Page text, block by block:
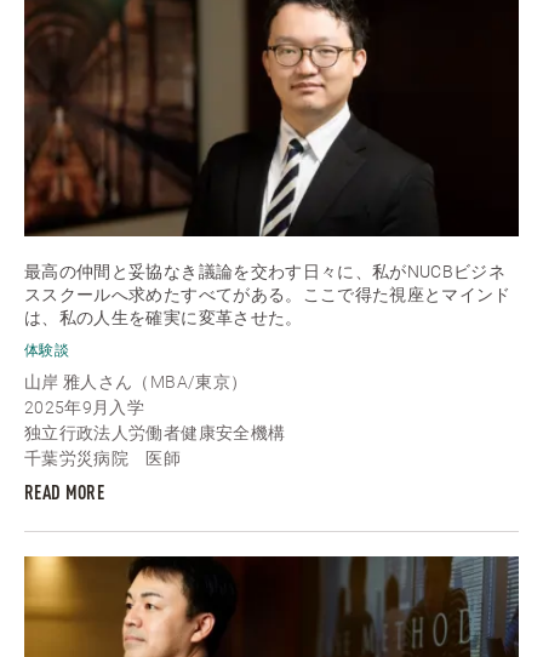
最高の仲間と妥協なき議論を交わす日々に、私がNUCBビジネ
ススクールへ求めたすべてがある。ここで得た視座とマインド
は、私の人生を確実に変革させた。
体験談
山岸 雅人さん（MBA/東京）
2025年9月入学
独立行政法人労働者健康安全機構
千葉労災病院 医師
READ MORE